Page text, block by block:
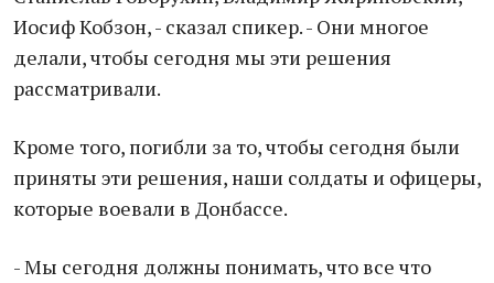
Иосиф Кобзон, - сказал спикер. - Они многое
делали, чтобы сегодня мы эти решения
рассматривали.
Кроме того, погибли за то, чтобы сегодня были
приняты эти решения, наши солдаты и офицеры,
которые воевали в Донбассе.
- Мы сегодня должны понимать, что все что